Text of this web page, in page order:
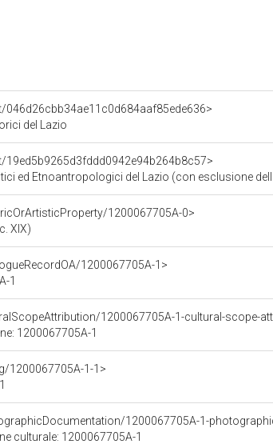
del Lazio
ed Etnoantropologici del Lazio (con esclusione
1200067705A-0>
XIX)
1200067705A-1>
1
1200067705A-1-cultural-scope-
1200067705A-1
1200067705A-1-1>
1200067705A-1-
culturale: 1200067705A-1